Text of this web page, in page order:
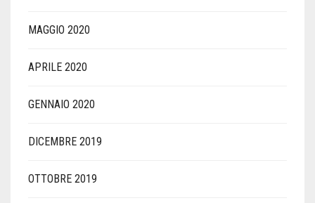
MAGGIO 2020
APRILE 2020
GENNAIO 2020
DICEMBRE 2019
OTTOBRE 2019